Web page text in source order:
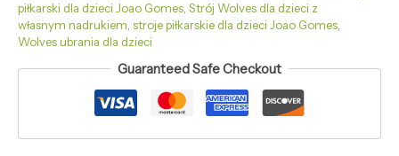
piłkarski dla dzieci Joao Gomes, Strój Wolves dla dzieci z
własnym nadrukiem, stroje piłkarskie dla dzieci Joao Gomes,
Wolves ubrania dla dzieci
Guaranteed Safe Checkout